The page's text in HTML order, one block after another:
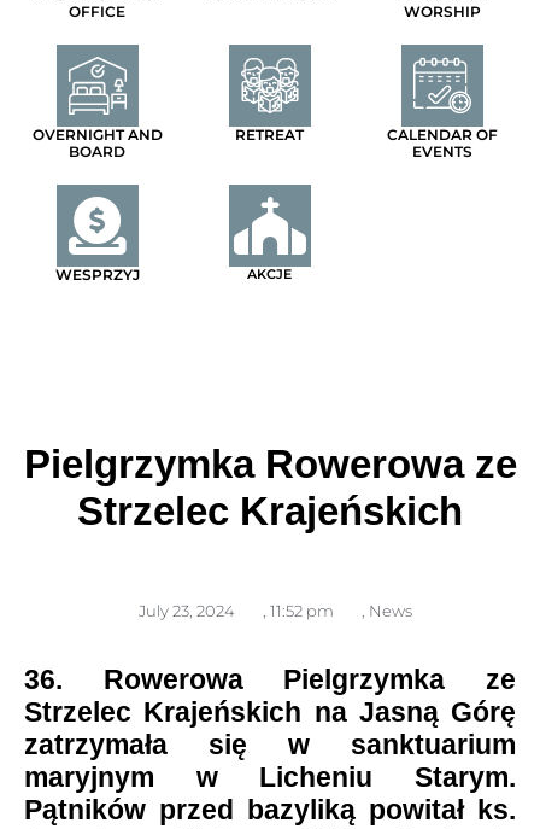
OFFICE
WORSHIP
OVERNIGHT AND
BOARD
RETREAT
CALENDAR OF
EVENTS
WESPRZYJ AKCJE
Pielgrzymka Rowerowa ze
Strzelec Krajeńskich
July 23, 2024 11:52 pm News
36. Rowerowa Pielgrzymka ze
Strzelec Krajeńskich na Jasną Górę
zatrzymała się w sanktuarium
maryjnym w Licheniu Starym.
Pątników przed bazyliką powitał ks.